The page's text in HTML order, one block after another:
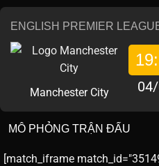
ENGLISH PREMIER
Manchester City
MÔ PHỎNG TRẬN ĐẤU